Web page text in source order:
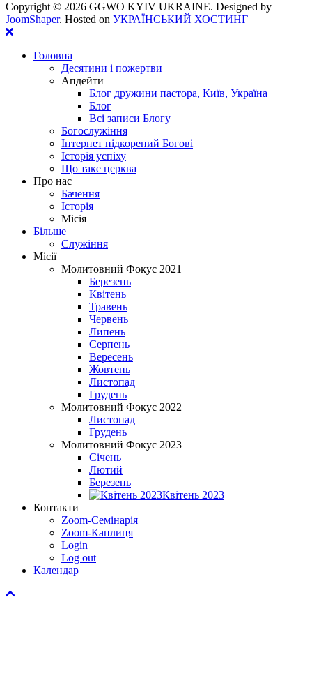
Copyright © 2026 GGWO KYIV UKRAINE. Designed by
JoomShaper. Hosted on УКРАЇНСЬКИЙ ХОСТИНГ
Головна
Десятини і пожертви
Апдейти
Блог дружини пастора, Київ, Україна
Блог
Всі записи Блогу
Богослужіння
Інтернет підкорений Богові
Історія успіху
Що таке церква
Про нас
Бачення
Історія
Місія
Більше
Служіння
Місії
Молитовний Фокус 2021
Березень
Квітень
Травень
Червень
Липень
Серпень
Вересень
Жовтень
Листопад
Грудень
Молитовний Фокус 2022
Листопад
Грудень
Молитовний Фокус 2023
Січень
Лютий
Березень
Квітень 2023
Контакти
Zoom-Семінарія
Zoom-Каплиця
Login
Log out
Календар